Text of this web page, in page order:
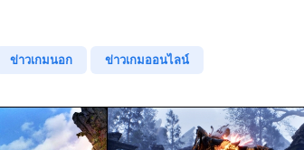
ข่าวเกมนอก ข่าวเกมออนไลน์